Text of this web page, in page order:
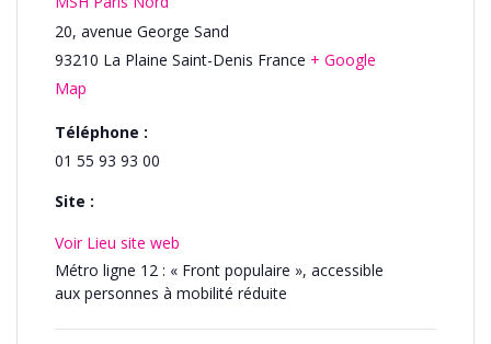
20, avenue George Sand
93210 La Plaine Saint-Denis France + Google
Map
Téléphone :
01 55 93 93 00
Site :
Voir Lieu site web
Métro ligne 12 : « Front populaire », accessible
aux personnes à mobilité réduite